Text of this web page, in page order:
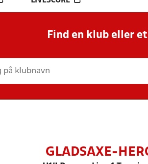
Find en klub eller
GLADSAXE-